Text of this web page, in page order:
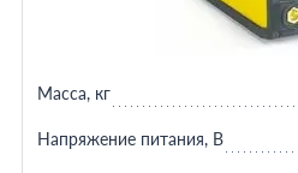
Масса, кг
Напряжение питания, В